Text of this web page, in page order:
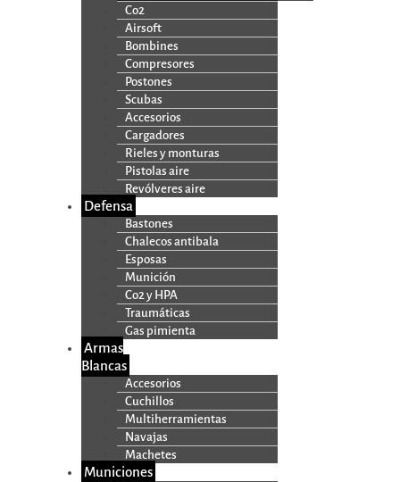
Co2
Airsoft
Bombines
Compresores
Postones
Scubas
Accesorios
Cargadores
Rieles y monturas
Pistolas aire
Revólveres aire
Defensa
Bastones
Chalecos antibala
Esposas
Munición
Co2 y HPA
Traumáticas
Gas pimienta
Armas
Blancas
Accesorios
Cuchillos
Multiherramientas
Navajas
Machetes
Municiones